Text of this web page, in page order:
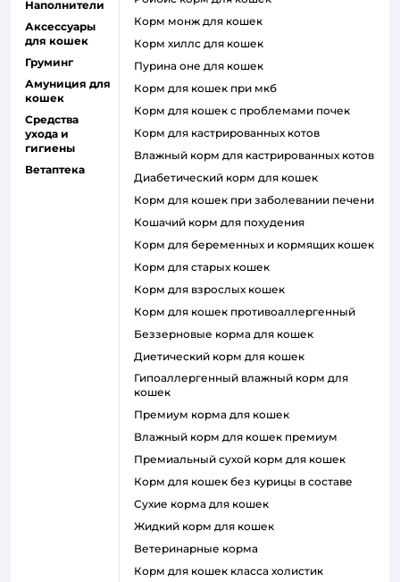
Наполнители
Аксессуары
для кошек
Груминг
Амуниция для
кошек
Средства
ухода и
гигиены
Ветаптека
корм монж для кошек
корм хиллс для кошек
пурина оне для кошек
корм для кошек при мкб
корм для кошек с проблемами почек
Корм для кастрированных котов
влажный корм для кастрированных котов
диабетический корм для кошек
корм для кошек при заболевании печени
кошачий корм для похудения
корм для беременных и кормящих кошек
корм для старых кошек
корм для взрослых кошек
корм для кошек противоаллергенный
беззерновые корма для кошек
диетический корм для кошек
гипоаллергенный влажный корм для
кошек
премиум корма для кошек
влажный корм для кошек премиум
премиальный сухой корм для кошек
корм для кошек без курицы в составе
сухие корма для кошек
жидкий корм для кошек
ветеринарные корма
корм для кошек класса холистик